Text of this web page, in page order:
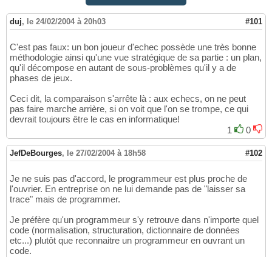
duj, le 24/02/2004 à 20h03 #101
C'est pas faux: un bon joueur d'echec possède une très bonne
méthodologie ainsi qu'une vue stratégique de sa partie : un plan,
qu'il décompose en autant de sous-problèmes qu'il y a de
phases de jeux.
Ceci dit, la comparaison s'arrête là : aux echecs, on ne peut
pas faire marche arrière, si on voit que l'on se trompe, ce qui
devrait toujours être le cas en informatique!
1
0
JefDeBourges, le 27/02/2004 à 18h58 #102
Je ne suis pas d'accord, le programmeur est plus proche de
l'ouvrier. En entreprise on ne lui demande pas de "laisser sa
trace" mais de programmer.
Je préfère qu'un programmeur s'y retrouve dans n'importe quel
code (normalisation, structuration, dictionnaire de données
etc...) plutôt que reconnaitre un programmeur en ouvrant un
code.